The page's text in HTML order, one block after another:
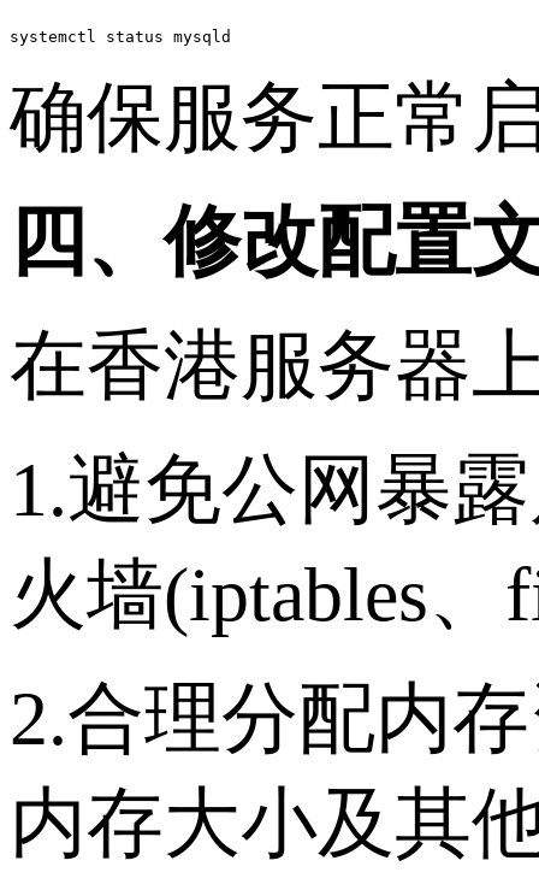
systemctl status mysqld
确保服务正常
四、修改配置
在香港服务器
1.避免公网暴
火墙(iptables
2.合理分配内
内存大小及其